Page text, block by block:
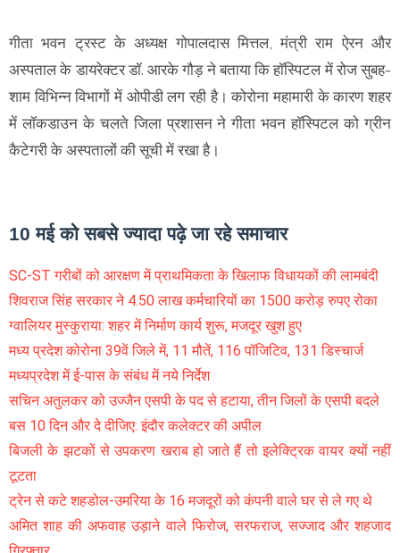
गीता भवन ट्रस्ट के अध्यक्ष गोपालदास मित्तल, मंत्री राम ऐरन और
अस्पताल के डायरेक्टर डॉ. आरके गौड़ ने बताया कि हाॅस्पिटल में रोज सुबह-
शाम विभिन्न विभागों में ओपीडी लग रही है। कोरोना महामारी के कारण शहर
में लॉकडाउन के चलते जिला प्रशासन ने गीता भवन हाॅस्पिटल को ग्रीन
कैटेगरी के अस्पतालों की सूची में रखा है।
10 मई को सबसे ज्यादा पढ़े जा रहे समाचार
SC-ST गरीबों को आरक्षण में प्राथमिकता के खिलाफ विधायकों की लामबंदी
शिवराज सिंह सरकार ने 4.50 लाख कर्मचारियों का 1500 करोड़ रुपए रोका
ग्वालियर मुस्कुराया: शहर में निर्माण कार्य शुरू, मजदूर खुश हुए
मध्य प्रदेश कोरोना 39वें जिले में, 11 मौतें, 116 पॉजिटिव, 131 डिस्चार्ज
मध्यप्रदेश में ई-पास के संबंध में नये निर्देश
सचिन अतुलकर को उज्जैन एसपी के पद से हटाया, तीन जिलों के एसपी बदले
बस 10 दिन और दे दीजिए: इंदौर कलेक्टर की अपील
बिजली के झटकों से उपकरण खराब हो जाते हैं तो इलेक्ट्रिक वायर क्यों नहीं
टूटता
ट्रेन से कटे शहडोल-उमरिया के 16 मजदूरों को कंपनी वाले घर से ले गए थे
अमित शाह की अफवाह उड़ाने वाले फिरोज, सरफराज, सज्जाद और शहजाद